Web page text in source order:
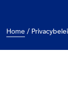
Home /